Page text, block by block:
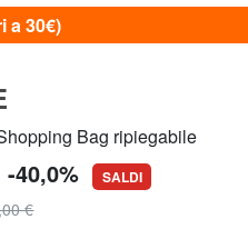
a 30€)
Bag ripiegabile
-40,0% SALDI
€